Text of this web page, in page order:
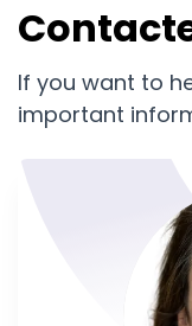
If you want to
important